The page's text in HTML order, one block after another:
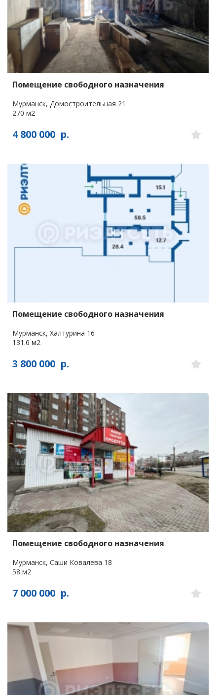
Помещение свободного назначения
Мурманск, Домостроительная 21
270 м2
4 800 000 р.
Помещение свободного назначения
Мурманск, Халтурина 16
131.6 м2
3 800 000 р.
Помещение свободного назначения
Мурманск, Саши Ковалева 18
58 м2
7 000 000 р.